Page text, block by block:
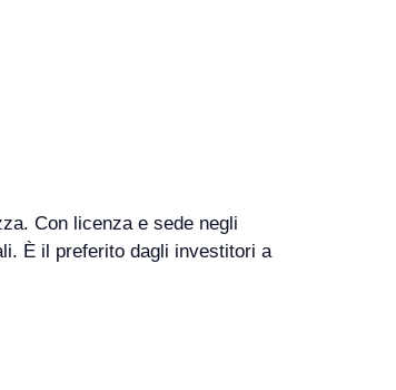
Con licenza e sede negli
È il preferito dagli investitori a